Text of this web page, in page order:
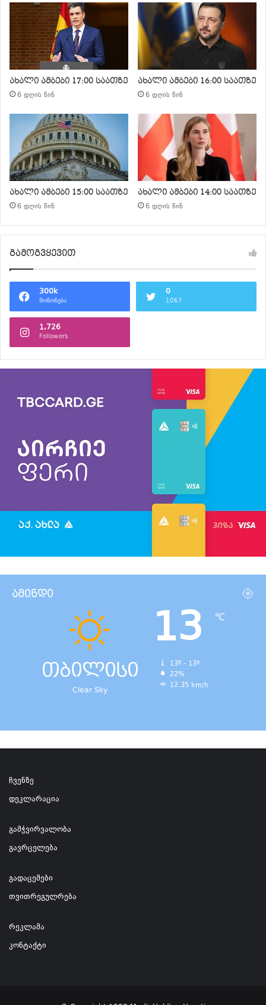
ახალი ამბები 17:00 საათზე
6 დღის წინ
ახალი ამბები 16:00 საათზე
6 დღის წინ
ახალი ამბები 15:00 საათზე
6 დღის წინ
ახალი ამბები 14:00 საათზე
6 დღის წინ
გამოგვყევით
300k
მოწონება
0
1067
1,726
Followers
ამინდი
თბილისი
Clear Sky
13 ℃
13º - 13º
22%
12.35 km/h
ჩვენზე
დეკლარაცია
გამჭვირვალობა
გავრცელება
გადაცემები
თვითრეგულრება
რეკლამა
კონტაქტი